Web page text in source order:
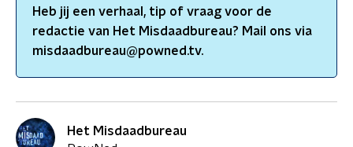
Heb jij een verhaal, tip of vraag voor de
redactie van Het Misdaadbureau? Mail ons via
misdaadbureau@powned.tv.
Het Misdaadbureau